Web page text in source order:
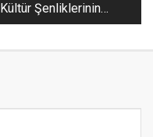
Kültür Şenliklerinin
Önemi ve